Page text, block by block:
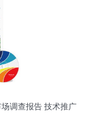
调查报告 技术推广